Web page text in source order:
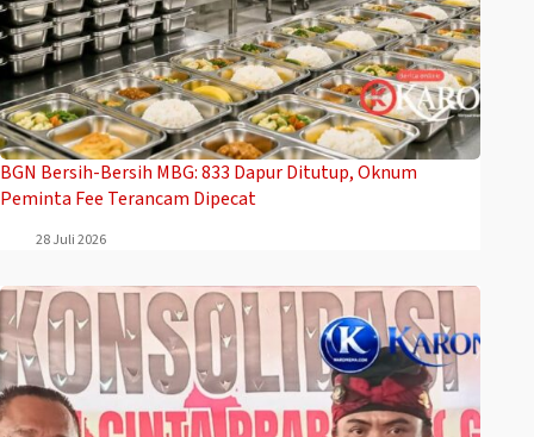
BGN Bersih-Bersih MBG: 833 Dapur Ditutup, Oknum
Peminta Fee Terancam Dipecat
28 Juli 2026